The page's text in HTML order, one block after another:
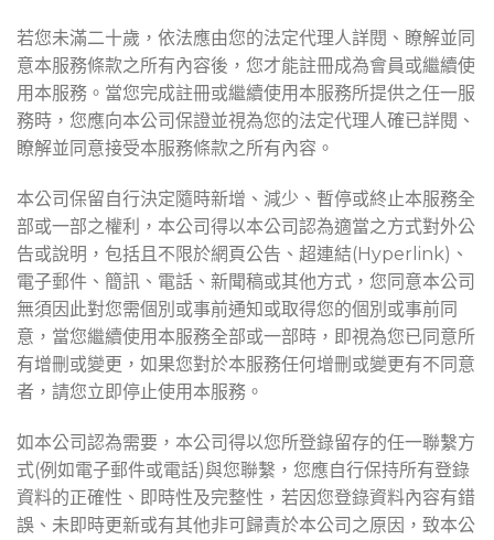
若您未滿二十歲，依法應由您的法定代理人詳閱、瞭解並同
意本服務條款之所有內容後，您才能註冊成為會員或繼續使
用本服務。當您完成註冊或繼續使用本服務所提供之任一服
務時，您應向本公司保證並視為您的法定代理人確已詳閱、
瞭解並同意接受本服務條款之所有內容。
本公司保留自行決定隨時新增、減少、暫停或終止本服務全
部或一部之權利，本公司得以本公司認為適當之方式對外公
告或說明，包括且不限於網頁公告、超連結(Hyperlink)、
電子郵件、簡訊、電話、新聞稿或其他方式，您同意本公司
無須因此對您需個別或事前通知或取得您的個別或事前同
意，當您繼續使用本服務全部或一部時，即視為您已同意所
有增刪或變更，如果您對於本服務任何增刪或變更有不同意
者，請您立即停止使用本服務。
如本公司認為需要，本公司得以您所登錄留存的任一聯繫方
式(例如電子郵件或電話)與您聯繫，您應自行保持所有登錄
資料的正確性、即時性及完整性，若因您登錄資料內容有錯
誤、未即時更新或有其他非可歸責於本公司之原因，致本公